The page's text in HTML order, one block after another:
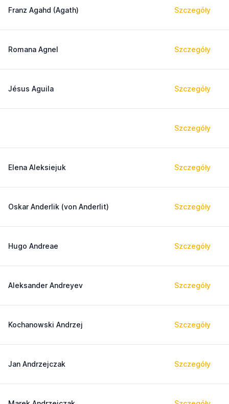
Franz Agahd (Agath) Szczegóły
Romana Agnel Szczegóły
Jésus Aguila Szczegóły
Szczegóły
Elena Aleksiejuk Szczegóły
Oskar Anderlik (von Anderlit) Szczegóły
Hugo Andreae Szczegóły
Aleksander Andreyev Szczegóły
Kochanowski Andrzej Szczegóły
Jan Andrzejczak Szczegóły